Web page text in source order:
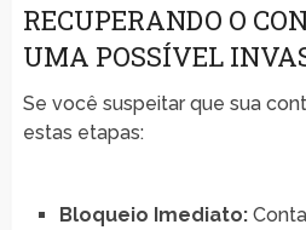
RECUPERANDO O
UMA POSSÍVEL
Se você suspeitar que sua
estas etapas:
Bloqueio Imediato: